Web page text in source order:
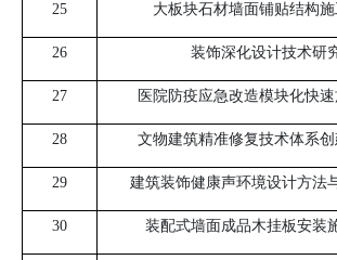
25 大板块石材墙面铺贴结构
26 装饰深化设计技术研
27 医院防疫应急改造模块化快
28 文物建筑精准修复技术体系创
29 建筑装饰健康声环境设计方法
30 装配式墙面成品木挂板安装